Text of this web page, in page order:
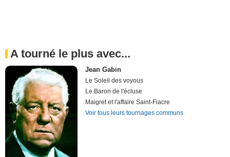
A tourné le plus avec...
Jean Gabin
Le Soleil des voyous
Le Baron de l'écluse
Maigret et l'affaire Saint-Fiacre
Voir tous leurs tournages communs